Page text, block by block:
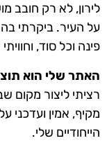
לירון, לא רק חובב
על העיר. ביקרתי
פינה וכל סוד,
האתר שלי הוא
רציתי ליצור מקום
מקיף, אמין ועדכני
הייחודיים שלי.